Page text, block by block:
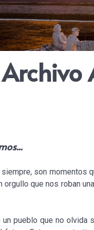
son momentos
que nos roban
pueblo que no